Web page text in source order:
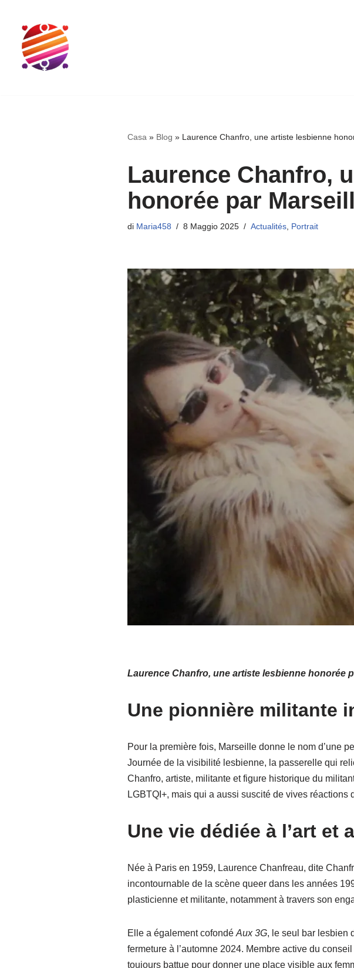
contenuto
Casa» Blog » Laurence Chanfro, une artiste lesbienne
Laurence Chanfro,
honorée par
di Maria458 8 Maggio 2025 Actualités, Portrait
Laurence Chanfro, une artiste lesbienne honorée
Une pionnière militante
Pour la première fois, Marseille donne le nom d’une
Journée de la visibilité lesbienne, la passerelle qui
Chanfro, artiste, militante et figure historique du
LGBTQI+, mais qui a aussi suscité de vives réactions
Une vie dédiée à l’art et
Née à Paris en 1959, Laurence Chanfreau, dite
incontournable de la scène queer dans les années
plasticienne et militante, notamment à travers son
Elle a également cofondéAux 3G, le seul bar lesbien
fermeture à l’automne 2024. Membre active du
toujours battue pour donner une place visible aux